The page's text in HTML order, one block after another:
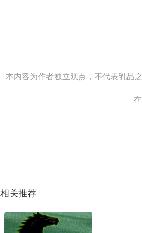
本内容为作者独立观点，不代表乳品
相关推荐